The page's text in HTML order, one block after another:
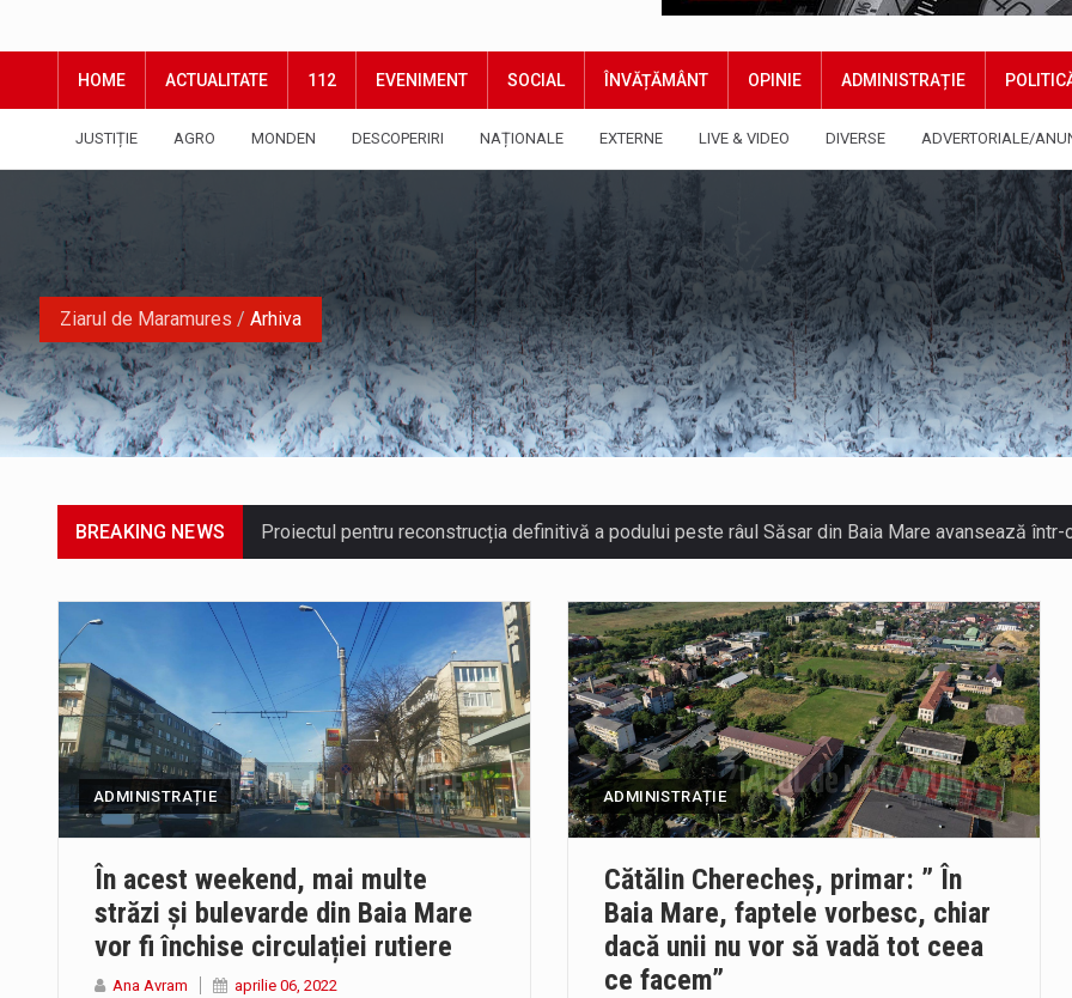
HOME ACTUALITATE 112 EVENIMENT SOCIAL ÎNVĂȚĂMÂNT OPINIE ADMINISTRAȚIE
JUSTIȚIE AGRO MONDEN DESCOPERIRI NAȚIONALE EXTERNE LIVE & VIDEO DIVERSE ADVERTORIALE/
Ziarul de Maramures / Arhiva
BREAKING NEWS
Pe scurt. Statuia lui PINTEA VITEAZU din fața Jandarmeriei Maramures a ajuns să fie zilele
Noile statii de călători, achizitionate la preț de garsonieră per bucată, dezamăgesc total
Fostul deputat si primar Cătălin Cherecheș a fost invitat la Horia Nasra Show unde a sustinut o
Pompierii militari si un echipaj SMURD au intervenit in aceasta dimineata la degajarea unei
Liceul Ucrainean „Taras Șevcenko” din Sighetu Marmației, singurul liceu din România cu
ADMINISTRAȚIE
În acest weekend, mai multe
străzi și bulevarde din Baia Mare
vor fi închise circulației rutiere
Ana Avram aprilie 06, 2022
ADMINISTRAȚIE
Cătălin Cherecheș, primar: ” În
Baia Mare, faptele vorbesc, chiar
dacă unii nu vor să vadă tot ceea
ce facem”